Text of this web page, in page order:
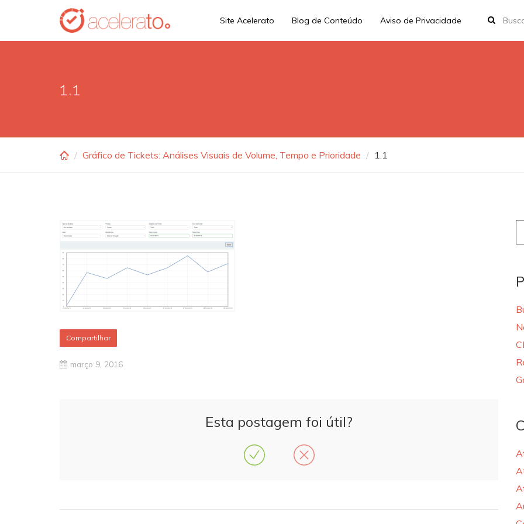
main
Site Acelerato Blog de Conteúdo Aviso de Privacidade
1.1
Gráfico de Tickets: Análises Visuais de Volume, Tempo e Prioridade 1.1
Compartilhar
março 9, 2016
Esta postagem foi útil?